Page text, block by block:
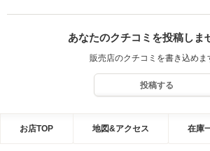
あなたのクチコミを投稿しま
販売店のクチコミを書き込めま
投稿する
お店TOP 地図&アクセス 在庫